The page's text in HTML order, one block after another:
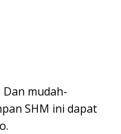
mudah-
SHM ini dapat